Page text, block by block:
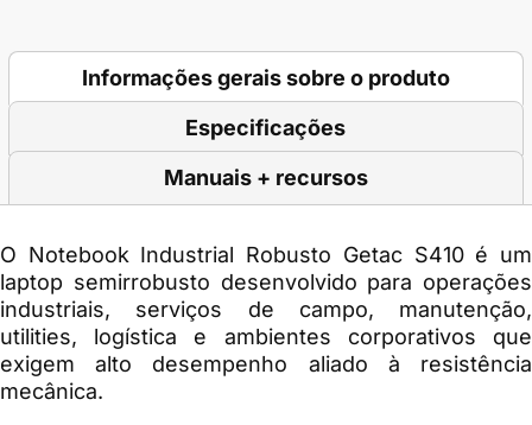
Informações gerais sobre o produto
Especificações
Manuais + recursos
O Notebook Industrial Robusto Getac S410é um
laptop semirrobusto desenvolvido para operações
industriais, serviços de campo, manutenção,
utilities, logística e ambientes corporativos que
exigem alto desempenho aliado à resistência
mecânica.